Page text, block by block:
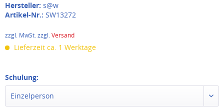
Hersteller: s@w
Artikel-Nr.: SW13272
zzgl. MwSt. zzgl.Versand
Lieferzeit ca. 1 Werktage
Schulung:
Einzelperson